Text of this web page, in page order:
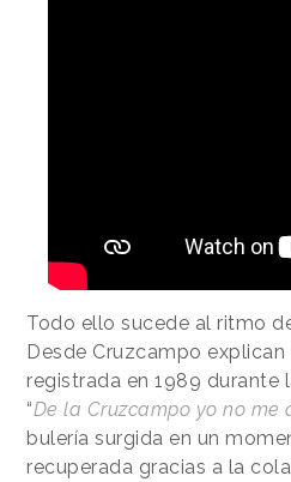
Todo ello sucede al ritmo
Desde Cruzcampo
registrada en 1989 durante
“De la Cruzcampo yo no me
bulería surgida en un
recuperada gracias a la